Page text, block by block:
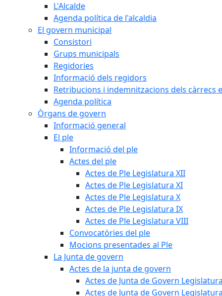
L'Alcalde
Agenda política de l'alcaldia
El govern municipal
Consistori
Grups municipals
Regidories
Informació dels regidors
Retribucions i indemnitzacions dels càrrecs
Agenda política
Òrgans de govern
Informació general
El ple
Informació del ple
Actes del ple
Actes de Ple Legislatura XII
Actes de Ple Legislatura XI
Actes de Ple Legislatura X
Actes de Ple Legislatura IX
Actes de Ple Legislatura VIII
Convocatòries del ple
Mocions presentades al Ple
La Junta de govern
Actes de la junta de govern
Actes de Junta de Govern
Actes de Junta de Govern